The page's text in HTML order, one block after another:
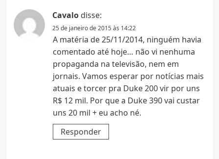
Cavalo disse:
25 de janeiro de 2015 às 14:22
A matéria de 25/11/2014, ninguém havia
comentado até hoje… não vi nenhuma
propaganda na televisão, nem em
jornais. Vamos esperar por notícias mais
atuais e torcer pra Duke 200 vir por uns
R$ 12 mil. Por que a Duke 390 vai custar
uns 20 mil + eu acho né.
Responder